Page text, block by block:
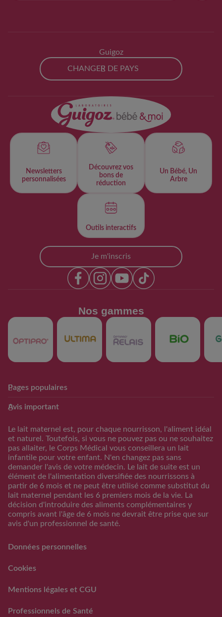
Guigoz
CHANGER DE PAYS
Newsletters
personnalisées​
Découvrez vos
bons de
réduction
Un Bébé, Un
Arbre
Outils interactifs​
Je m'inscris
Nos gammes​
Pages populaires
Avantage Club bébé & moi
d’accouchement
Calculateur periode
d’ovulation
Calendrier Grossese
Guide de l’alimentation
S'inscrire/S'identifier
Support
FAQs
LAITS INFANTILES
FAQ rappels volontaires
Avis important
Le lait maternel est, pour chaque nourrisson, l'aliment idéal
et naturel. Toutefois, si vous ne pouvez pas ou ne souhaitez
pas allaiter, le Corps Médical vous conseillera un lait
infantile pour votre enfant. N'en changez pas sans
demander l'avis de votre médecin. Le lait de suite est un
élément de l'alimentation diversifiée des nourrissons à
partir de 6 mois et ne peut être utilisé comme substitut du
lait maternel pendant les 6 premiers mois de la vie. La
décision d'introduire des aliments complémentaires y
compris avant l'âge de 6 mois ne devrait être prise que sur
avis d'un professionnel de santé.
Données personnelles
Cookies
Mentions légales et CGU
Professionnels de Santé